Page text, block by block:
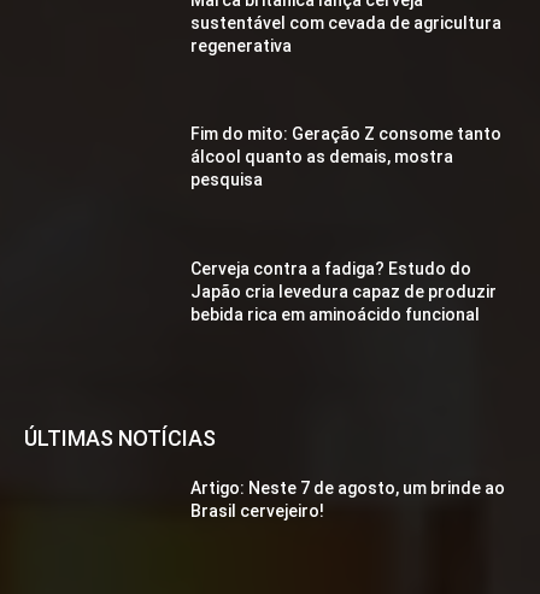
sustentável com cevada de agricultura
regenerativa
Fim do mito: Geração Z consome tanto
álcool quanto as demais, mostra
pesquisa
Cerveja contra a fadiga? Estudo do
Japão cria levedura capaz de produzir
bebida rica em aminoácido funcional
ÚLTIMAS NOTÍCIAS
Artigo: Neste 7 de agosto, um brinde ao
Brasil cervejeiro!